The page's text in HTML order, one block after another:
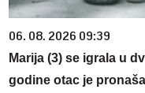
06. 08. 2026 09:39
Marija (3) se igrala u
godine otac je